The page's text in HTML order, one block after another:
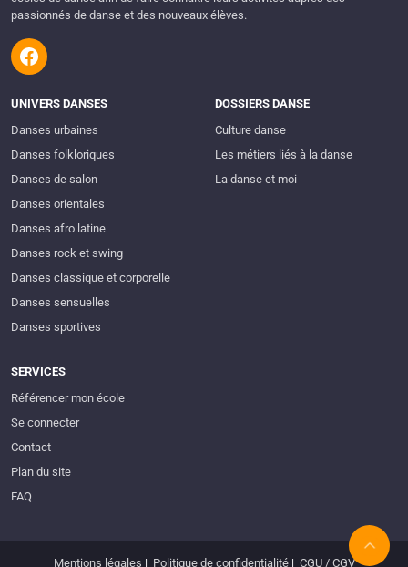
passionnés de danse et des nouveaux élèves.
UNIVERS DANSES
Danses urbaines
Danses folkloriques
Danses de salon
Danses orientales
Danses afro latine
Danses rock et swing
Danses classique et corporelle
Danses sensuelles
Danses sportives
DOSSIERS DANSE
Culture danse
Les métiers liés à la danse
La danse et moi
SERVICES
Référencer mon école
Se connecter
Contact
Plan du site
FAQ
Mentions légales | Politique de confidentialité| CGU / CGV